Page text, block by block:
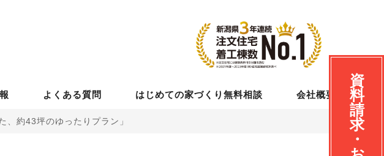
よくある質問 はじめての家づくり無料相談 会社概要
約43坪のゆったりプラン」
資
料
請
求
・